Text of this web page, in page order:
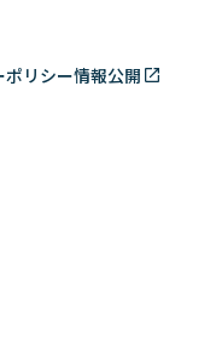
ポリシー情報公開